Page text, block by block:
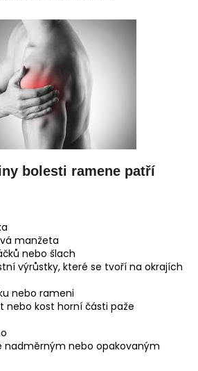
bolesti ramene patří
manžeta
nebo šlach
výrůstky, které se tvoří na okrajích
nebo rameni
nebo kost horní části paže
nadměrným nebo opakovaným